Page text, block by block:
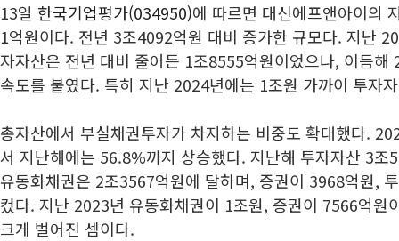
13일 한국기업평가(034950)에 따르면 대신에프앤아이의
1억원이다. 전년 3조4092억원 대비 증가한 규모다. 지난
자자산은 전년 대비 줄어든 1조8555억원이었으나, 이듬해
속도를 붙였다. 특히 지난 2024년에는 1조원 가까이 투자
총자산에서 부실채권투자가 차지하는 비중도 확대했다.
서 지난해에는 56.8%까지 상승했다. 지난해 투자자산 3
유동화채권은 2조3567억원에 달하며, 증권이 3968억원,
컸다. 지난 2023년 유동화채권이 1조원, 증권이 7566억원
크게 벌어진 셈이다.